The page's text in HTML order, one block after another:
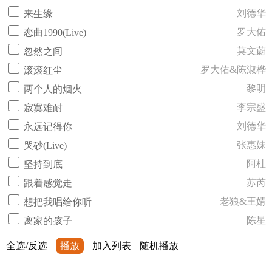
来生缘
刘德华
恋曲1990(Live)
罗大佑
忽然之间
莫文蔚
滚滚红尘
罗大佑&陈淑桦
两个人的烟火
黎明
寂寞难耐
李宗盛
永远记得你
刘德华
哭砂(Live)
张惠妹
坚持到底
阿杜
跟着感觉走
苏芮
想把我唱给你听
老狼&王婧
离家的孩子
陈星
全选/反选 播放 加入列表 随机播放